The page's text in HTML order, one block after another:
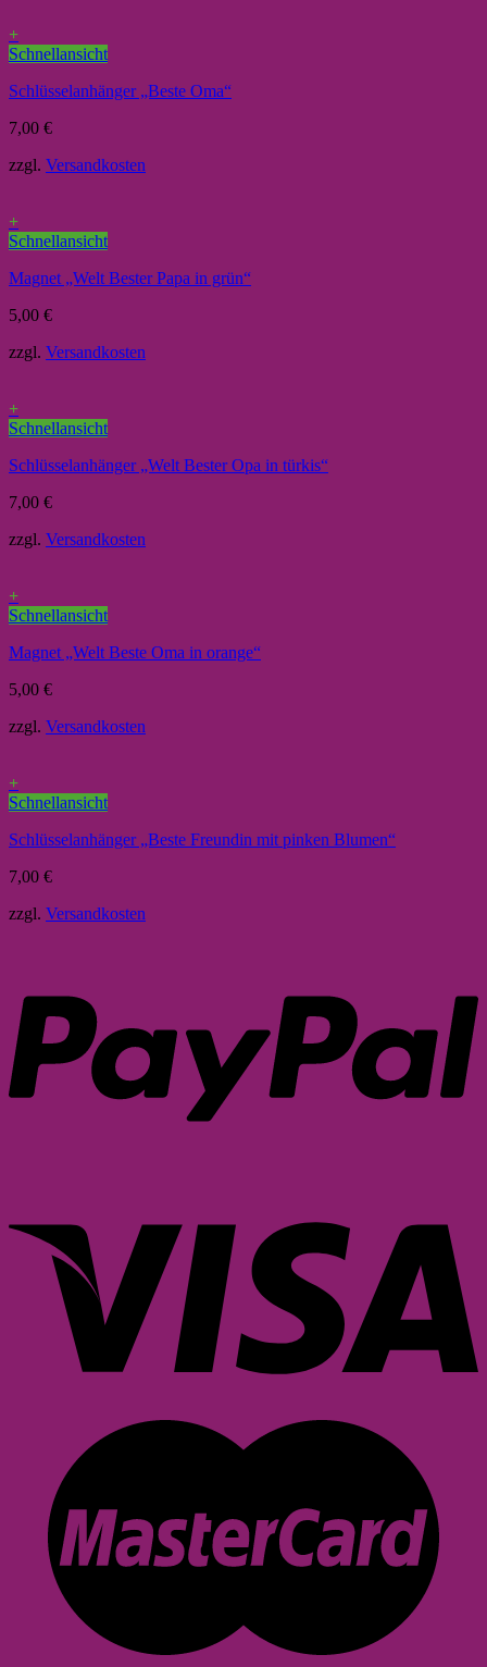
+
Schnellansicht
Schlüsselanhänger „Beste Oma“
7,00 €
zzgl. Versandkosten
+
Schnellansicht
Magnet „Welt Bester Papa in grün“
5,00 €
zzgl. Versandkosten
+
Schnellansicht
Schlüsselanhänger „Welt Bester Opa in türkis“
7,00 €
zzgl. Versandkosten
+
Schnellansicht
Magnet „Welt Beste Oma in orange“
5,00 €
zzgl. Versandkosten
+
Schnellansicht
Schlüsselanhänger „Beste Freundin mit pinken Blumen“
7,00 €
zzgl. Versandkosten